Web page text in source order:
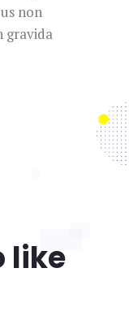
non
gravida
like